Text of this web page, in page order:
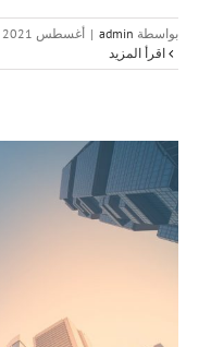
بواسطة admin
| أغسطس 2nd, 2021